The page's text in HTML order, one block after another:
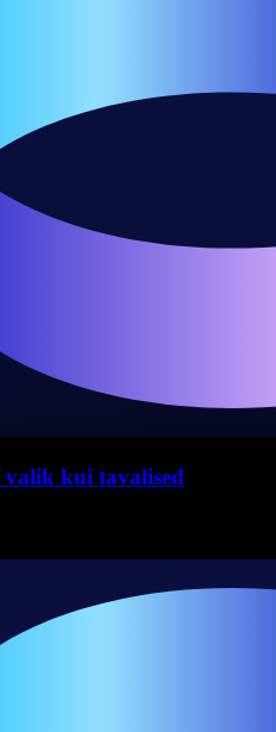
valik kui tavalised